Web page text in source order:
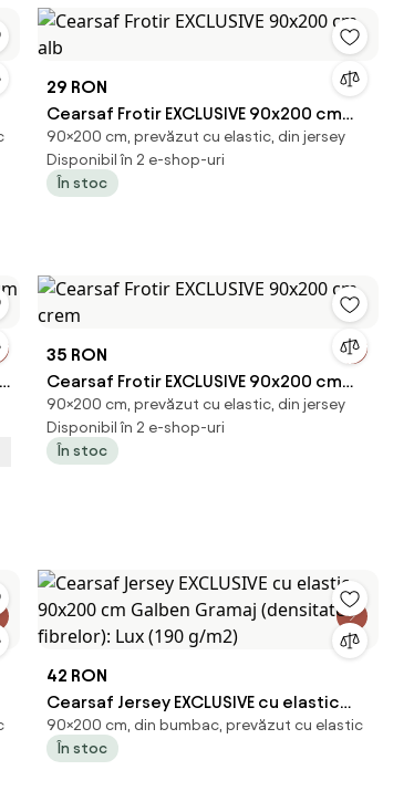
29 RON
Cearsaf Frotir EXCLUSIVE 90x200 cm
alb
90×200 cm, prevăzut cu elastic, din jersey
Disponibil în 2 e-shop-uri
În stoc
35 RON
Cearsaf Frotir EXCLUSIVE 90x200 cm
crem
90×200 cm, prevăzut cu elastic, din jersey
Disponibil în 2 e-shop-uri
În stoc
42 RON
Cearsaf Jersey EXCLUSIVE cu elastic
90x200 cm Galben Gramaj (densitatea
fibrelor): Lux (190 g/m2)
90×200 cm, din bumbac, prevăzut cu elastic
În stoc